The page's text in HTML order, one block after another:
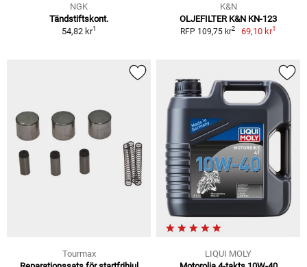
NGK
Tändstiftskont.
54,82 kr1
K&N
OLJEFILTER K&N KN-123
RFP 109,75 kr2 69,10 kr1
Tourmax
LIQUI MOLY